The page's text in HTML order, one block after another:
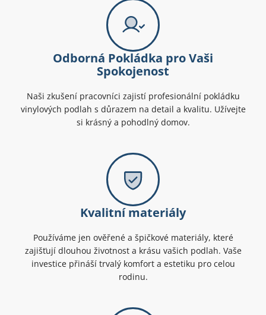
Odborná Pokládka pro Vaši
Spokojenost
Naši zkušení pracovníci zajistí profesionální pokládku
vinylových podlah s důrazem na detail a kvalitu. Užívejte
si krásný a pohodlný domov.
Kvalitní materiály
Používáme jen ověřené a špičkové materiály, které
zajišťují dlouhou životnost a krásu vašich podlah. Vaše
investice přináší trvalý komfort a estetiku pro celou
rodinu.